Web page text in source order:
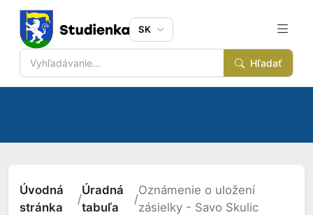
Hľadať
SK
Úvodná
stránka
/
Úradná
tabuľa
/
Oznámenie o uložení
zásielky - Savo Skulic